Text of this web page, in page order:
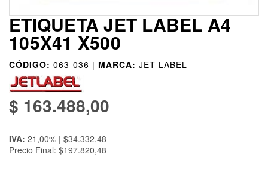
ETIQUETA JET LABEL A4
105X41 X500
CÓDIGO: 063-036 | MARCA: JET LABEL
$ 163.488,00
IVA: 21,00% | $34.332,48
Precio Final: $197.820,48